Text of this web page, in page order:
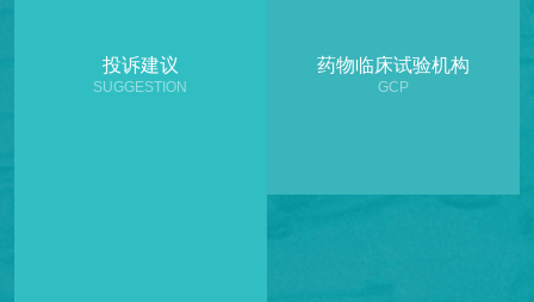
投诉建议
SUGGESTION
药物临床试验机构
GCP